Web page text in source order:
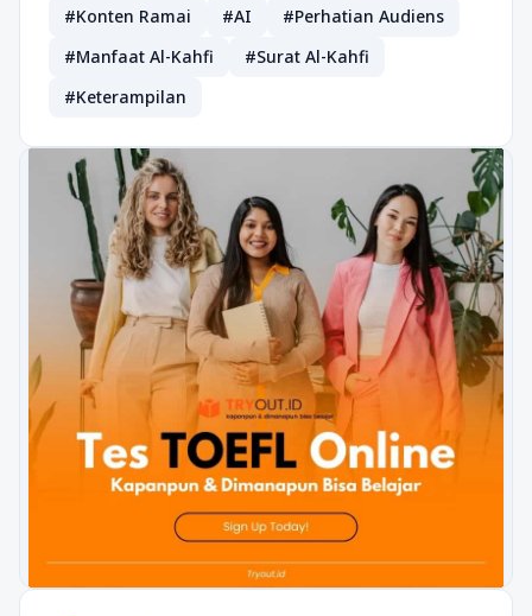
#Konten Ramai
#AI
#Perhatian Audiens
#Manfaat Al-Kahfi
#Surat Al-Kahfi
#Keterampilan